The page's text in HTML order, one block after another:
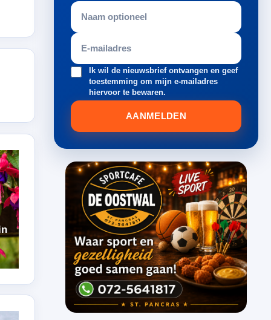
Ik wil de nieuwsbrief ontvangen en geef
toestemming om mijn e-mailadres
hiervoor te bewaren.
AANMELDEN